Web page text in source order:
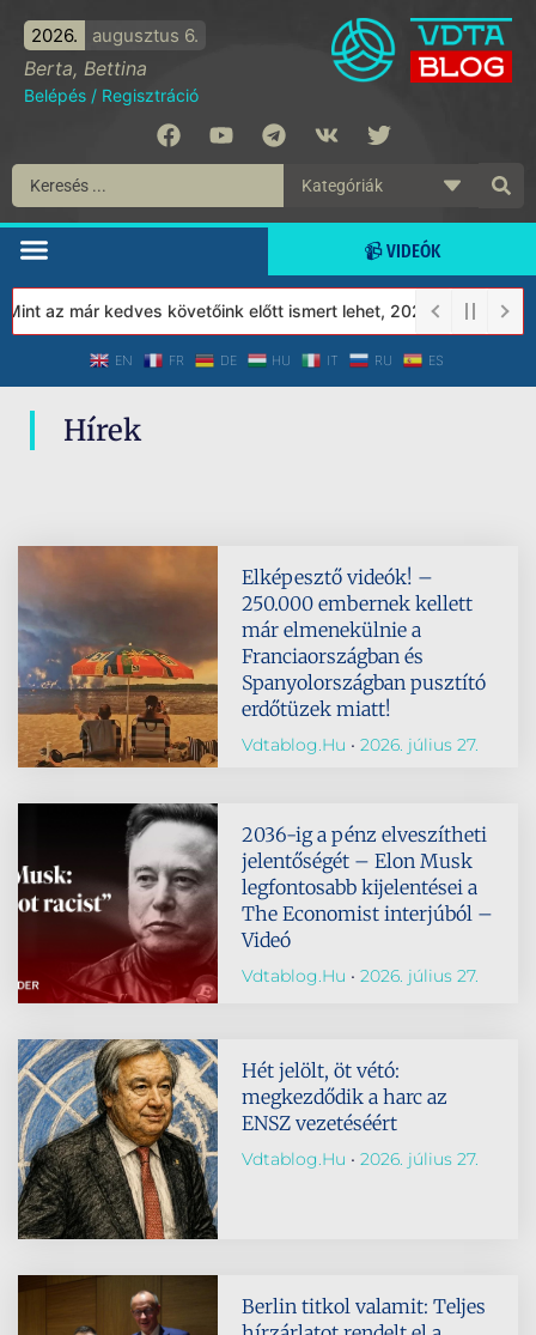
2026. augusztus 6.
Berta, Bettina
Belépés / Regisztráció
📹 VIDEÓK
az már kedves követőink előtt ismert lehet, 2023-tól a Védett
EN FR DE HU IT RU ES
Hírek
Elképesztő videók! –
250.000 embernek kellett
már elmenekülnie a
Franciaországban és
Spanyolországban pusztító
erdőtüzek miatt!
Vdtablog.hu 2026. július 27.
2036-ig a pénz elveszítheti
jelentőségét – Elon Musk
legfontosabb kijelentései a
The Economist interjúból –
Videó
Vdtablog.hu 2026. július 27.
Hét jelölt, öt vétó:
megkezdődik a harc az
ENSZ vezetéséért
Vdtablog.hu 2026. július 27.
Berlin titkol valamit: Teljes